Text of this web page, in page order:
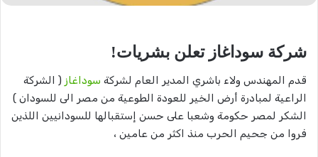
شركة سوداغاز تعلن بشريات!
قدم المهندس ولاء باشري المدير العام لشركة سوداغاز ( الشركة
الراعية لمبادرة أرض الخير للعودة الطوعية من مصر الى للسودان )
الشكر لمصر حكومة وشعبا على حسن إستقبالها للسودانيين اللذين
فروا من جحيم الحرب منذ اكثر من عامين ،